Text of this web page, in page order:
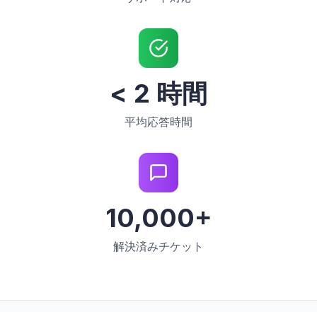
< 2 時間
平均応答時間
10,000+
解決済みチケット